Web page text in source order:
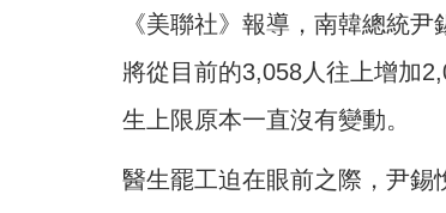
《美聯社》報導，南韓總統
將從目前的3,058人往上增加
生上限原本一直沒有變動。
醫生罷工迫在眼前之際，尹錫